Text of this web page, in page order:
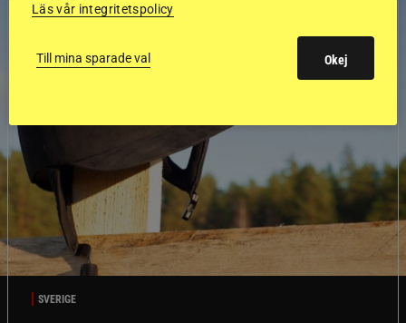
SVERIGE
Läs vår integritetspolicy
Till mina sparade val Okej